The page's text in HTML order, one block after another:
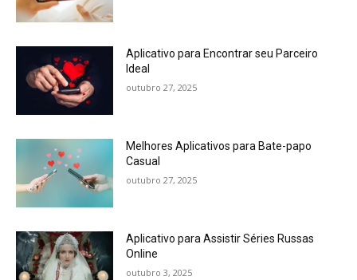
Aplicativo para Encontrar seu Parceiro
Ideal
outubro 27, 2025
Melhores Aplicativos para Bate-papo
Casual
outubro 27, 2025
Aplicativo para Assistir Séries Russas
Online
outubro 3, 2025